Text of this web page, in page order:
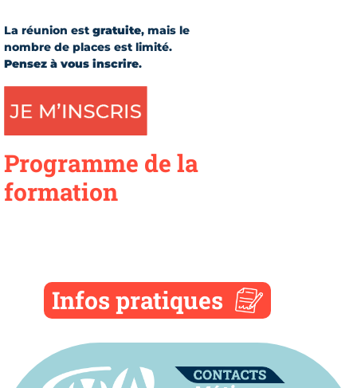
La réunion est gratuite, mais le
nombre de places est limité.
Pensez à vous inscrire.
Programme de la
formation
Infos pratiques